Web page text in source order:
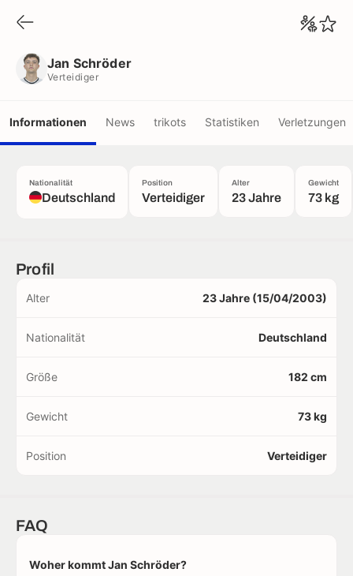
Jan Schröder
Verteidiger
Informationen News trikots Statistiken Verletzungen
Nationalität
Deutschland
Position
Verteidiger
Alter
23 Jahre
Gewicht
73 kg
Profil
Alter 23 Jahre (15/04/2003)
Nationalität Deutschland
Größe 182 cm
Gewicht 73 kg
Position Verteidiger
FAQ
Woher kommt Jan Schröder?